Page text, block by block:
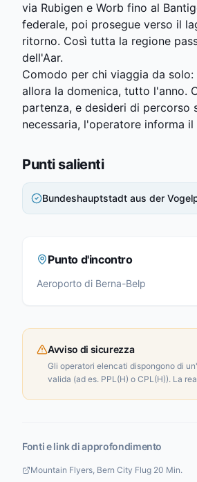
via Rubigen e Worb fino al
federale, poi prosegue verso il
ritorno. Così tutta la regione
dell'Aar.
Comodo per chi viaggia da
allora la domenica, tutto l'anno.
partenza, e desideri di
necessaria, l'operatore informa
Punti salienti
Bundeshauptstadt aus der
Punto d'incontro
Aeroporto di Berna-Belp
Avviso di sicurezza
Gli operatori elencati dispongono di
valida (ad es. PPL(H) o CPL(H)). La
Fonti e link di approfondimento
Mountain Flyers, Bern City Flug 20 Min.